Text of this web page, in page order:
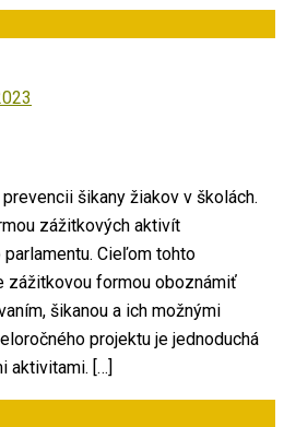
šikany žiakov v školách.
zážitkových aktivít
Cieľom tohto
zážitkovou formou oboznámiť
šikanou a ich možnými
projektu je jednoduchá
aktivitami. […]